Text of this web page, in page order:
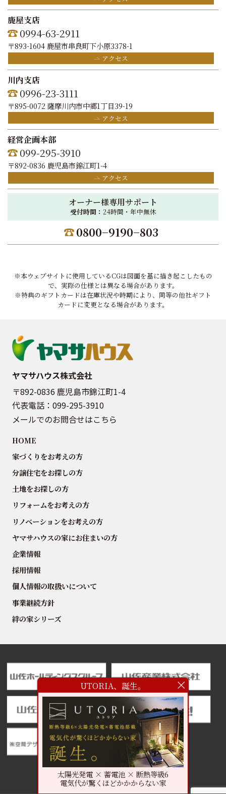
鹿屋支店
0994-63-2911
〒893-1604 鹿屋市串良町下小原3378-1
アクセス
川内支店
0996-23-3111
〒895-0072 薩摩川内市中郷1丁目39-19
アクセス
経営企画本部
099-295-3910
〒892-0836 鹿児島市錦江町1-4
アクセス
オーナー様専用サポート
受付時間： 24時間・年中無休
0800−9190−803
※本ウェブサイトに使用しているCGは図面を基に描き起こしたもの
で、実際の仕様とは異なる場合があります。
※特典のギフトカードは在庫状況や時期により、同等の他社ギフト
カードに変更となる場合があります。
ヤマサハウス株式会社
〒892-0836 鹿児島市錦江町1-4
代表電話： 099-295-3910
メールでのお問合せはこちら
HOME
家づくりをお考えの方
分譲住宅をお探しの方
土地をお探しの方
リフォームをお考えの方
リノベーションをお考えの方
ヤマサハウスの家にお住まいの方
企業情報
採用情報
個人情報の取扱いについて
事業継続方針
絆の家シリーズ
UTORIA、誕生。
太陽光発電 × 蓄電池 × 断熱等級6
電気代が驚くほどかかからない家